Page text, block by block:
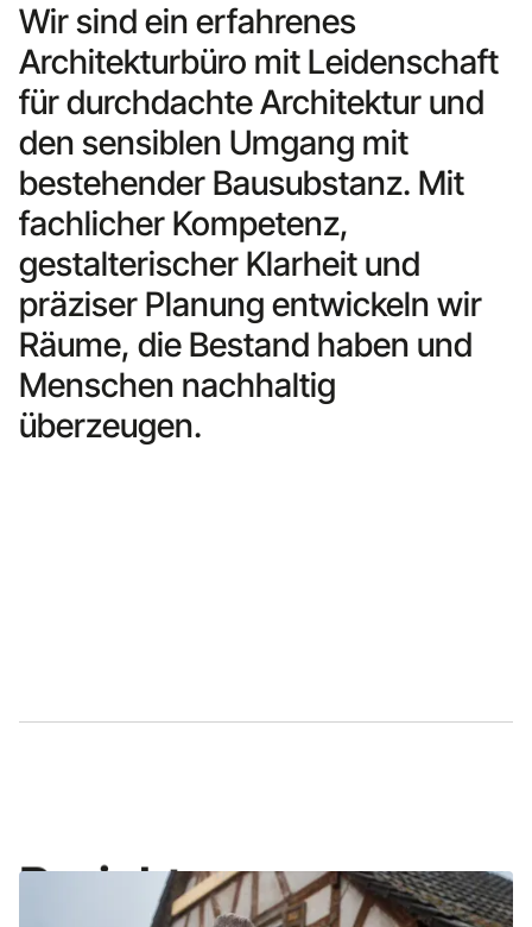
Wir sind ein erfahrenes
Architekturbüro mit Leidenschaft
für durchdachte Architektur und
den sensiblen Umgang mit
bestehender Bausubstanz. Mit
fachlicher Kompetenz,
gestalterischer Klarheit und
präziser Planung entwickeln wir
Räume, die Bestand haben und
Menschen nachhaltig
überzeugen.
Projekte